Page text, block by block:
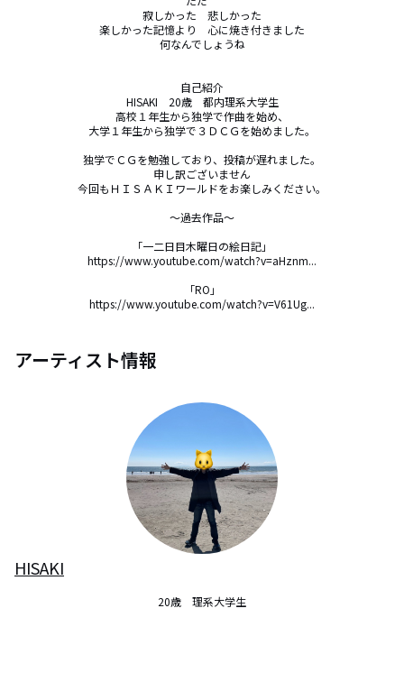
寂しかった　悲しかった
楽しかった記憶より　心に焼き付きました
何なんでしょうね
自己紹介
HISAKI　20歳　都内理系大学生
高校１年生から独学で作曲を始め、
大学１年生から独学で３ＤＣＧを始めました。
独学でＣＧを勉強しており、投稿が遅れました。
申し訳ございません
今回もＨＩＳＡＫＩワールドをお楽しみください。
～過去作品～
「一二日目木曜日の絵日記」
https://www.youtube.com/watch?v=aHznm...
「RO」
https://www.youtube.com/watch?v=V61Ug...
アーティスト情報
HISAKI
20歳　理系大学生